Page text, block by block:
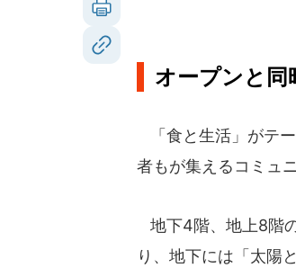
オープンと同
「食と生活」がテ
者もが集えるコミュ
地下4階、地上8階
り、地下には「太陽